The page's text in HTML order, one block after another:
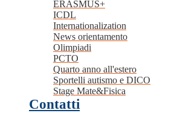
ERASMUS+
ICDL
Internationalization
News orientamento
Olimpiadi
PCTO
Quarto anno all'estero
Sportelli autismo e DICO
Stage Mate&Fisica
Contatti